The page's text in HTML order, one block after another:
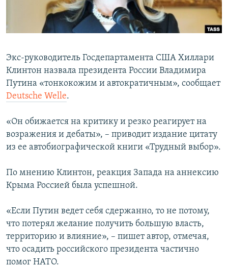
ПОБЕДИТЕЛЕЙ НЕ СУДЯТ?
КРЫМ.НЕПОКОРЕННЫЙ
УКРАИНСКАЯ ПРОБЛЕМА КРЫМА
ПРИСОЕДИНЯЙТЕСЬ!
Все сайты RFE/RL
Экс-руководитель Госдепартамента США Хиллари
Клинтон назвала президента России Владимира
Путина «тонкокожим и автократичным», сообщает
Deutsche Welle.
«Он обижается на критику и резко реагирует на
возражения и дебаты», – приводит издание цитату
из ее автобиографической книги «Трудный выбор».
По мнению Клинтон, реакция Запада на аннексию
Крыма Россией была успешной.
«Если Путин ведет себя сдержанно, то не потому,
что потерял желание получить большую власть,
территорию и влияние», – пишет автор, отмечая,
что осадить российского президента частично
помог НАТО.